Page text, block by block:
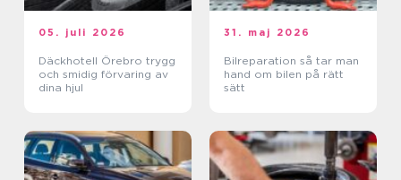
05. juli 2026
Däckhotell Örebro trygg
och smidig förvaring av
dina hjul
31. maj 2026
Bilreparation så tar man
hand om bilen på rätt
sätt